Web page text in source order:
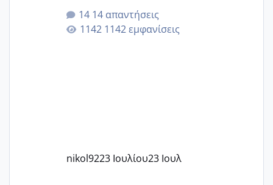
για την ηλικία μου.. Είχα ήδη μια
εγκυμοσύνη, που έπρεπε να τερματιστεί
στην 27η εβδομάδα και προσπαθώ 7
14 απαντήσεις
1142 εμφανίσεις
nikol9223 Ιουλίου23 Ιουλ